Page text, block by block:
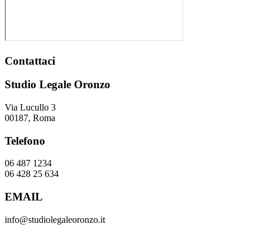
Contattaci
Studio Legale Oronzo
Via Lucullo 3
00187, Roma
Telefono
06 487 1234
06 428 25 634
EMAIL
info@studiolegaleoronzo.it